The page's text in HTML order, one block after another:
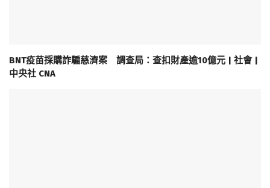
BNT疫苗採購詐騙慈濟案 調查局：查扣財產逾10億元 | 社會 |
中央社 CNA